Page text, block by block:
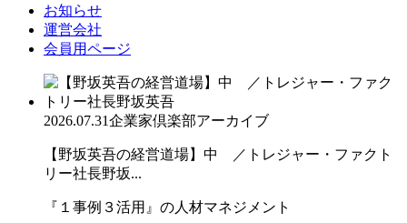
お知らせ
運営会社
会員用ページ
2026.07.31企業家倶楽部アーカイブ
【野坂英吾の経営道場】中 ／トレジャー・ファクト
リー社長野坂...
『１事例３活用』の人材マネジメント